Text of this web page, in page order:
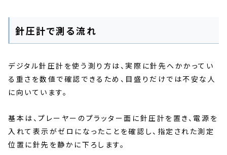
針圧計で測る流れ
デジタル針圧計を使う測り方は、実際に針先へかかってい
る重さを数値で確認できるため、目盛りだけでは不安な人
に向いています。
基本は、プレーヤーのプラッター面に針圧計を置き、電源を
入れて表示がゼロになったことを確認し、指定された測定
位置に針先を静かに下ろします。